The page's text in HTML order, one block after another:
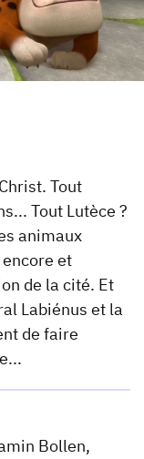
Tout
Tout Lutèce ?
animaux
et
de la cité. Et
Labiénus et la
de faire
Bollen,